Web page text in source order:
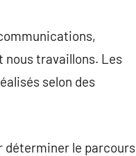
nous travaillons. Les
selon des
déterminer le parcours